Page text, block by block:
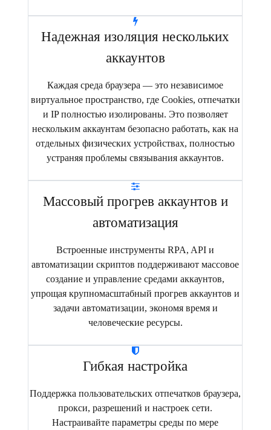
Надежная изоляция нескольких
аккаунтов
Каждая среда браузера — это независимое
виртуальное пространство, где Cookies, отпечатки
и IP полностью изолированы. Это позволяет
нескольким аккаунтам безопасно работать, как на
отдельных физических устройствах, полностью
устраняя проблемы связывания аккаунтов.
Массовый прогрев аккаунтов и
автоматизация
Встроенные инструменты RPA, API и
автоматизации скриптов поддерживают массовое
создание и управление средами аккаунтов,
упрощая крупномасштабный прогрев аккаунтов и
задачи автоматизации, экономя время и
человеческие ресурсы.
Гибкая настройка
Поддержка пользовательских отпечатков браузера,
прокси, разрешений и настроек сети.
Настраивайте параметры среды по мере